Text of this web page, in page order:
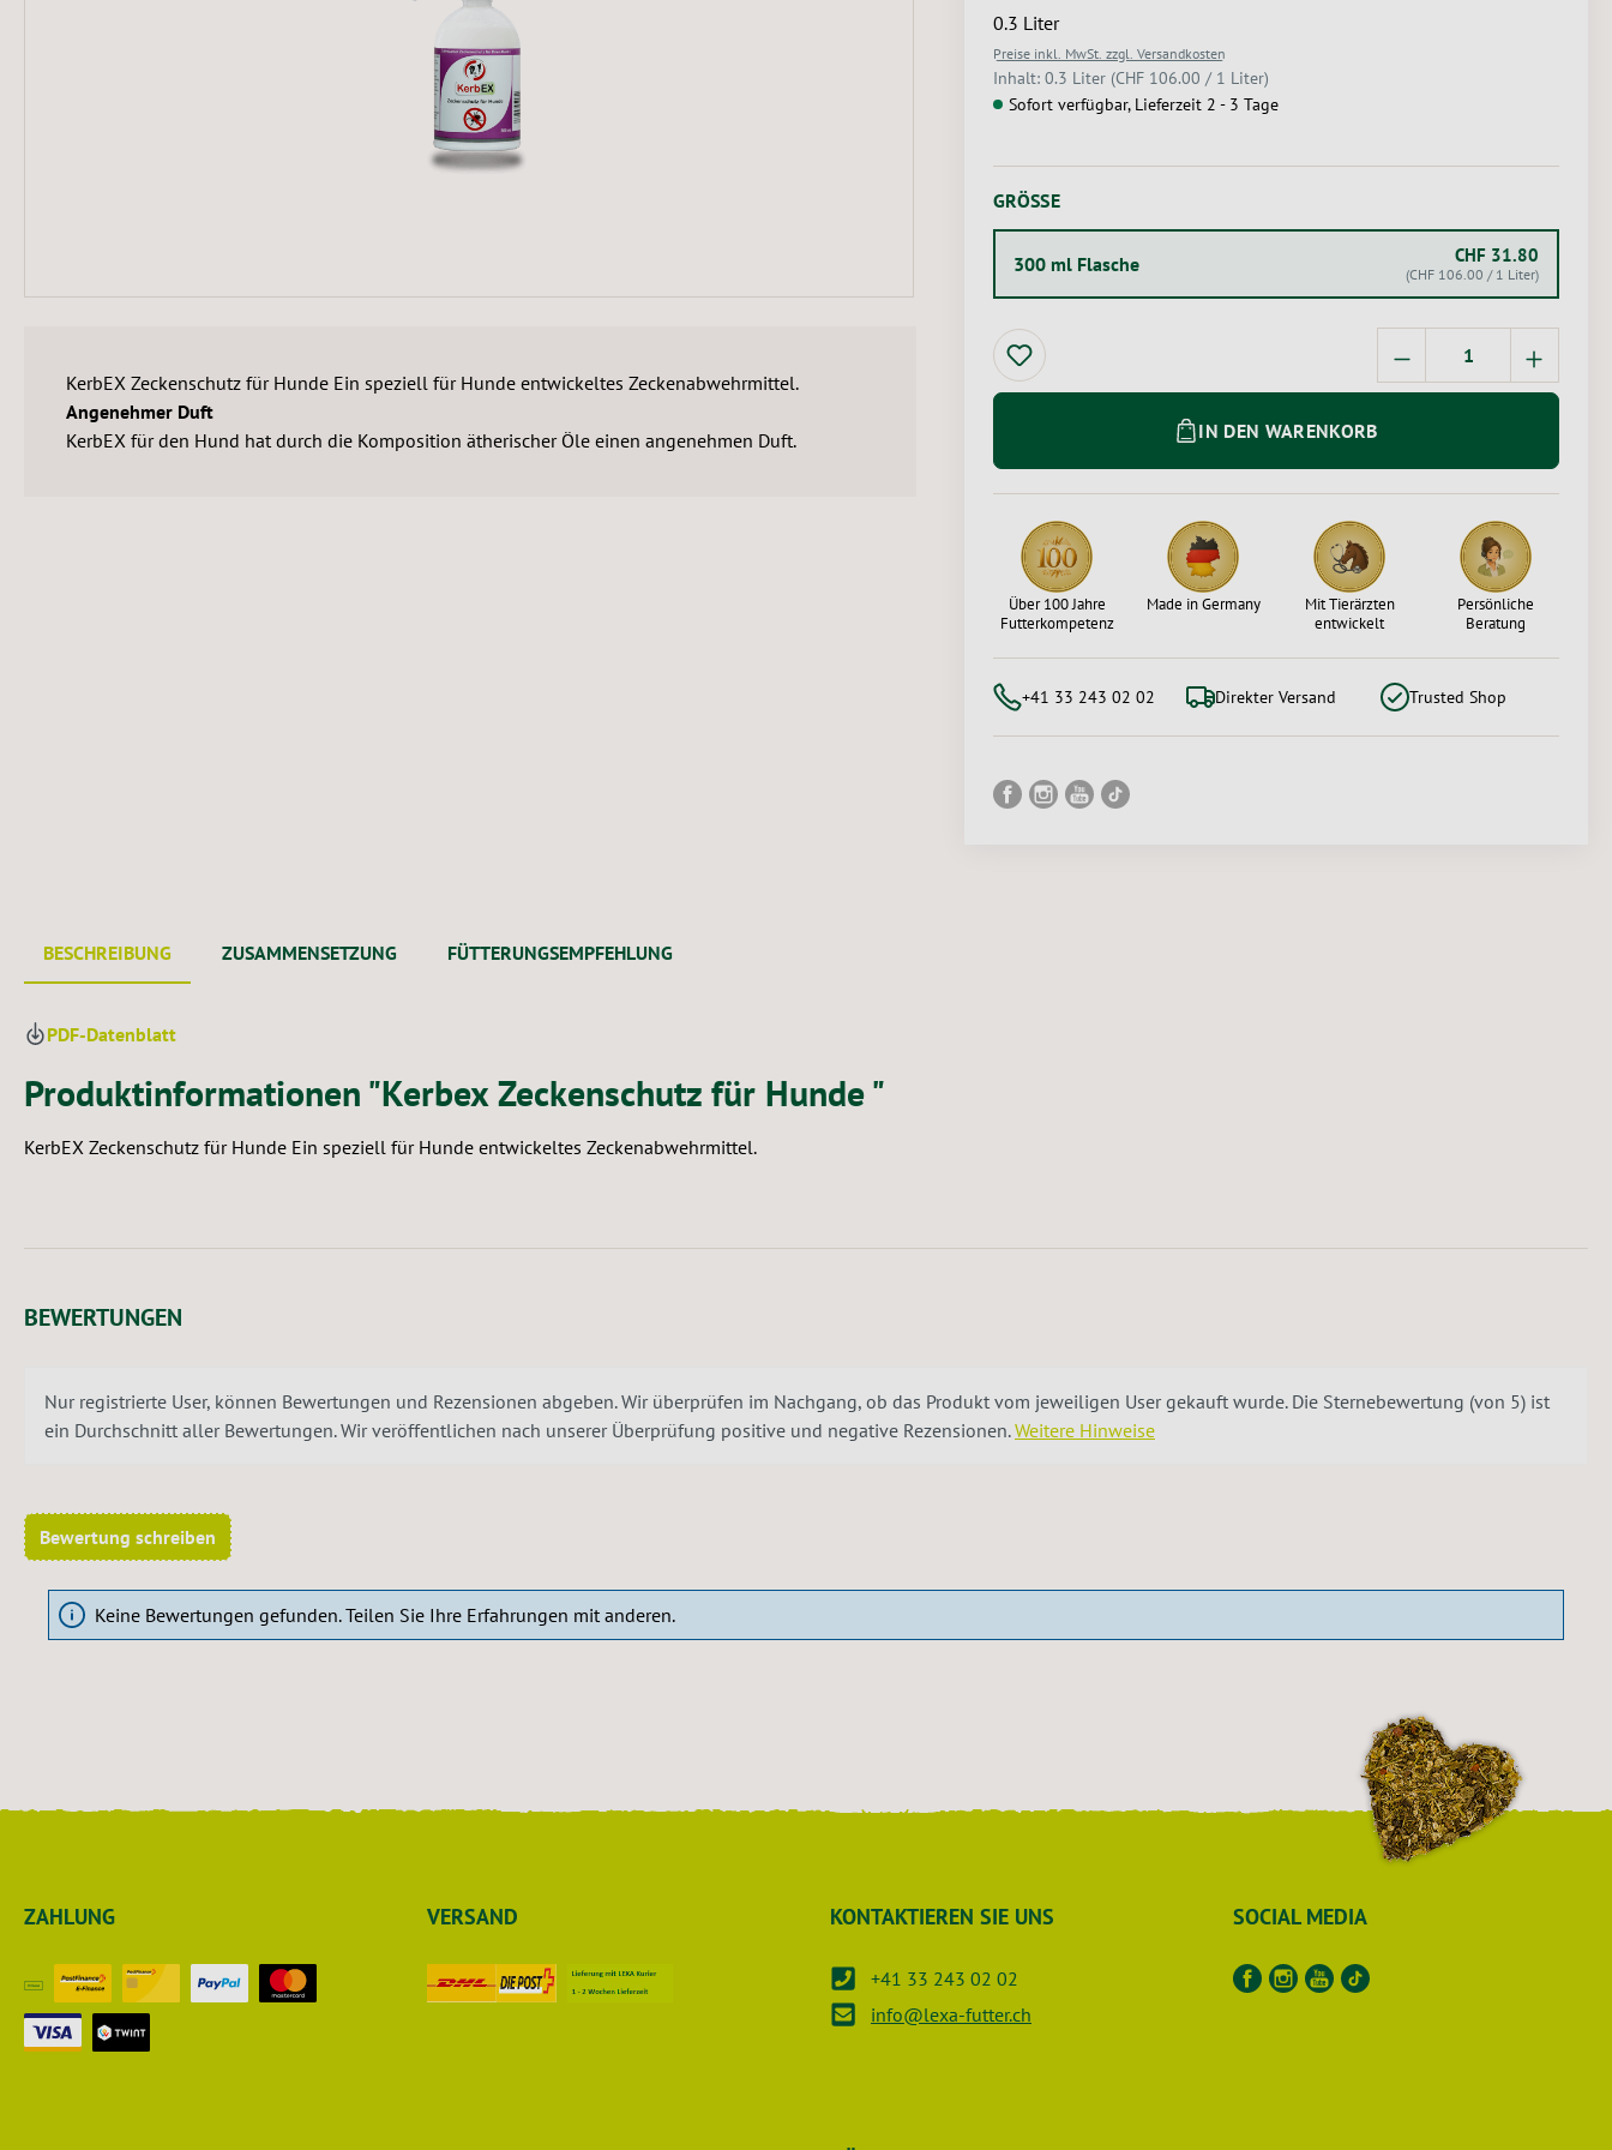
KerbEX Zeckenschutz für Hunde Ein speziell für Hunde entwickeltes Zeckenabwehrmittel.
Angenehmer Duft
KerbEX für den Hund hat durch die Komposition ätherischer Öle einen angenehmen Duft.
0.3 Liter
Preise inkl. MwSt. zzgl. Versandkosten
Inhalt: 0.3 Liter (CHF 106.00 / 1 Liter)
Sofort verfügbar, Lieferzeit 2 - 3 Tage
GRÖSSE AUSWÄHLEN
300 ml Flasche CHF 31.80
(CHF 106.00 / 1 Liter)
Produkt Anzahl:
IN DEN WARENKORB
Über 100 Jahre
Futterkompetenz
Made in Germany
Mit Tierärzten
entwickelt
Persönliche
Beratung
+41 33 243 02 02 Direkter Versand Trusted Shop
BESCHREIBUNG ZUSAMMENSETZUNG FÜTTERUNGSEMPFEHLUNG
PDF-Datenblatt
Produktinformationen "Kerbex Zeckenschutz für Hunde "
KerbEX Zeckenschutz für Hunde Ein speziell für Hunde entwickeltes Zeckenabwehrmittel.
BEWERTUNGEN
Nur registrierte User, können Bewertungen und Rezensionen abgeben. Wir überprüfen im Nachgang, ob das Produkt vom jeweiligen User gekauft wurde. Die Sternebewertung (von 5) ist
ein Durchschnitt aller Bewertungen. Wir veröffentlichen nach unserer Überprüfung positive und negative Rezensionen. Weitere Hinweise
Bewertung schreiben
Keine Bewertungen gefunden. Teilen Sie Ihre Erfahrungen mit anderen.
ZAHLUNG VERSAND KONTAKTIEREN SIE UNS
+41 33 243 02 02
info@lexa-futter.ch
SOCIAL MEDIA